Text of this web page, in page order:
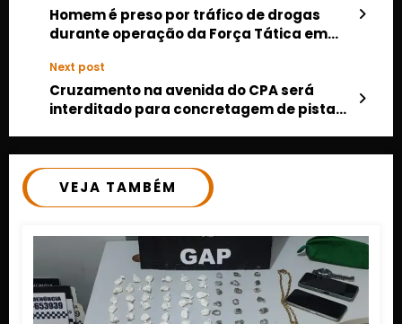
Homem é preso por tráfico de drogas
durante operação da Força Tática em
Next post
Cruzamento na avenida do CPA será
interditado para concretagem de pistas
VEJA TAMBÉM